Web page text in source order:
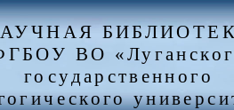
ВО
государственного